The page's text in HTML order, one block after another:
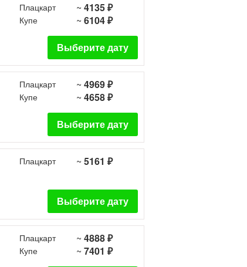
Плацкарт ~ 4135 ₽
Купе ~ 6104 ₽
Выберите дату
Плацкарт ~ 4969 ₽
Купе ~ 4658 ₽
Выберите дату
Плацкарт ~ 5161 ₽
Выберите дату
Плацкарт ~ 4888 ₽
Купе ~ 7401 ₽